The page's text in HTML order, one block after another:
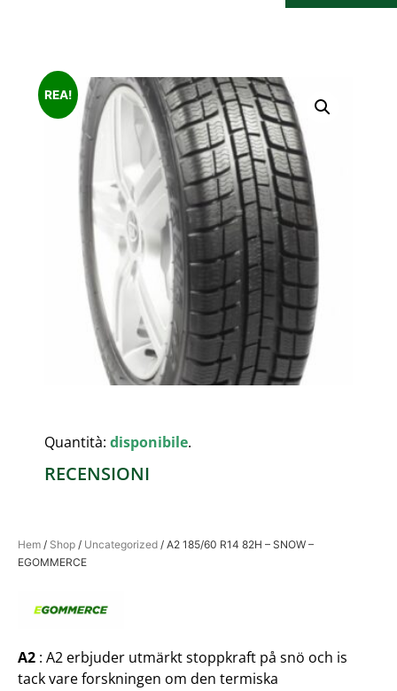
Hem / Shop / Uncategorized / A2 185/60 R14 82H – SNOW –
EGOMMERCE
A2 : A2 erbjuder utmärkt stoppkraft på snö och is
tack vare forskningen om den termiska
REA!
Quantità: disponibile.
RECENSIONI